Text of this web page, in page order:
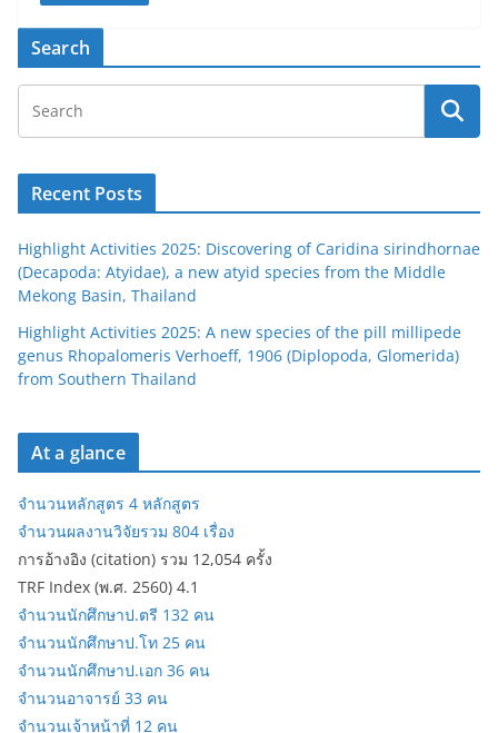
Search
Recent Posts
Highlight Activities 2025: Discovering of Caridina sirindhornae
(Decapoda: Atyidae), a new atyid species from the Middle
Mekong Basin, Thailand
Highlight Activities 2025: A new species of the pill millipede
genus Rhopalomeris Verhoeff, 1906 (Diplopoda, Glomerida)
from Southern Thailand
At a glance
จำนวนหลักสูตร 4 หลักสูตร
จำนวนผลงานวิจัยรวม 804 เรื่อง
การอ้างอิง (citation) รวม 12,054 ครั้ง
TRF Index (พ.ศ. 2560) 4.1
จำนวนนักศึกษาป.ตรี 132 คน
จำนวนนักศึกษาป.โท 25 คน
จำนวนนักศึกษาป.เอก 36 คน
จำนวนอาจารย์ 33 คน
จำนวนเจ้าหน้าที่ 12 คน